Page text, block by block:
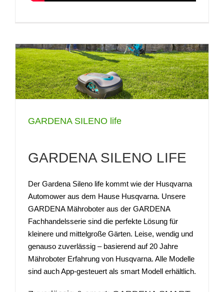
GARDENA SILENO life
GARDENA SILENO LIFE
Der Gardena Sileno life kommt wie der Husqvarna
Automower aus dem Hause Husqvarna. Unsere
GARDENA Mähroboter aus der GARDENA
Fachhandelsserie sind die perfekte Lösung für
kleinere und mittelgroße Gärten. Leise, wendig und
genauso zuverlässig – basierend auf 20 Jahre
Mähroboter Erfahrung von Husqvarna. Alle Modelle
sind auch App-gesteuert als smart Modell erhältlich.